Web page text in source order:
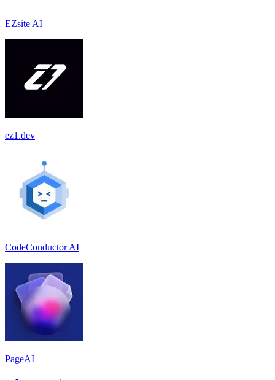
EZsite AI
ez1.dev
CodeConductor AI
PageAI